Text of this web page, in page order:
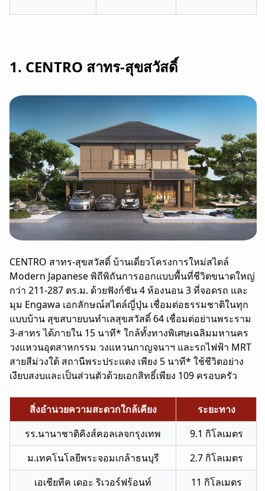
1. CENTRO สาทร-สุขสวัสดิ์
CENTRO สาทร-สุขสวัสดิ์ บ้านเดี่ยวโครงการใหม่สไตล์
Modern Japanese พิถีพิถันการออกแบบพื้นที่ชีวิตขนาดใหญ่
กว่า 211-287 ตร.ม. ด้วยฟังก์ชัน 4 ห้องนอน 3 ที่จอดรถ และ
มุม Engawa เอกลักษณ์สไตล์ญี่ปุ่น เชื่อมต่อธรรมชาติในทุก
แบบบ้าน สุขสบายบนทำเลสุขสวัสดิ์ 64 เชื่อมต่อย่านพระราม
3-สาทร ได้ภายใน 15 นาที* ใกล้ทั้งทางพิเศษเฉลิมมหานคร
วงแหวนอุตสาหกรรม วงแหวนกาญจนาฯ และรถไฟฟ้า MRT
สายสีม่วงใต้ สถานีพระประแดง เพียง 5 นาที* ใช้ชีวิตอย่าง
เงียบสงบและเป็นส่วนตัวด้วยเอกสิทธิ์เพียง 109 ครอบครัว
สิ่งอำนวยความสะดวกใกล้เคียง
ระยะทาง
รร.นานาชาติคิงส์คอลเลจกรุงเทพ
9.1 กิโลเมตร
ม.เทคโนโลยีพระจอมเกล้าธนบุรี
2.7 กิโลเมตร
เอเชียทีค เดอะ ริเวอร์ฟร้อนท์
11 กิโลเมตร